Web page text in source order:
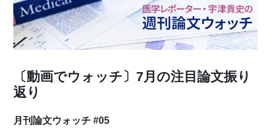
〔動画でウォッチ〕7月の注目論文振り
返り
月刊論文ウォッチ #05